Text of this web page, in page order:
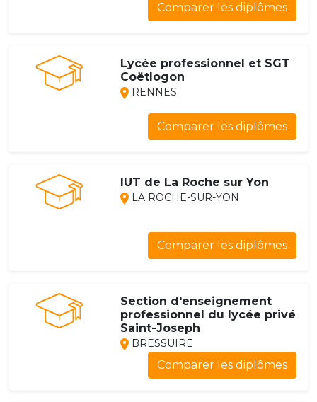
Comparer les diplômes
Lycée professionnel et SGT
Coëtlogon
RENNES
Comparer les diplômes
IUT de La Roche sur Yon
LA ROCHE-SUR-YON
Comparer les diplômes
Section d'enseignement
professionnel du lycée privé
Saint-Joseph
BRESSUIRE
Comparer les diplômes